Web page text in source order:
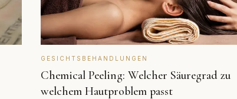
GESICHTSBEHANDLUNGEN
Chemical Peeling: Welcher Säuregrad zu
welchem Hautproblem passt